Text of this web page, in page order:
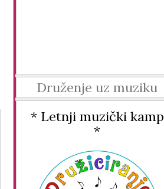
Druženje uz muziku
* Letnji muzički kamp
*